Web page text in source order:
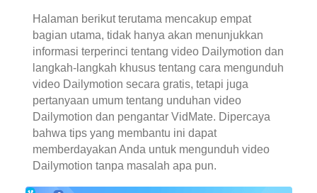
Unduh
Instagram Downloader
YT to MP3
Italiano
Português
Halaman berikut terutama mencakup empat
bagian utama, tidak hanya akan menunjukkan
informasi terperinci tentang video Dailymotion dan
langkah-langkah khusus tentang cara mengunduh
video Dailymotion secara gratis, tetapi juga
pertanyaan umum tentang unduhan video
Dailymotion dan pengantar VidMate. Dipercaya
bahwa tips yang membantu ini dapat
memberdayakan Anda untuk mengunduh video
Dailymotion tanpa masalah apa pun.